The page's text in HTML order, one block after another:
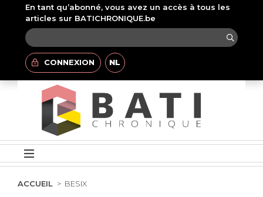
En tant qu’abonné, vous avez un accès à tous les
articles sur BATICHRONIQUE.be
CONNEXION NL
ACCUEIL BESIX